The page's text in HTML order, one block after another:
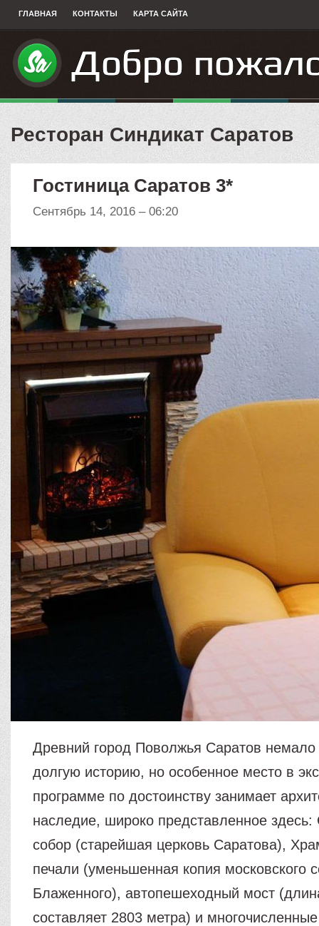
ГЛАВНАЯ КОНТАКТЫ КАРТА САЙТА
Ресторан Синдикат Саратов
Гостиница Саратов 3*
Сентябрь 14, 2016 – 06:20
Древний город Поволжья Саратов немало
долгую историю, но особенное место в
программе по достоинству занимает
наследие, широко представленное здесь:
собор (старейшая церковь Саратова),
печали (уменьшенная копия московского
Блаженного), автопешеходный мост
составляет 2803 метра) и